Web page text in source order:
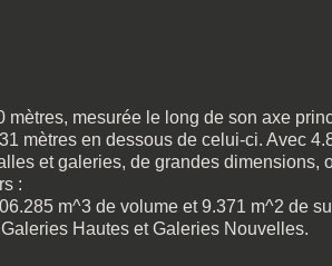
mesurée le long de son axe
mètres en dessous de celui-ci. Avec
et galeries, de grandes dimensions,
:
m^3 de volume et 9.371 m^2 de
Hautes et Galeries Nouvelles.